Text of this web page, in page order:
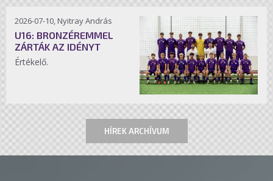
2026-07-10, Nyitray András
U16: BRONZÉREMMEL
ZÁRTÁK AZ IDÉNYT
Értékelő.
HÍREK ARCHÍVUM